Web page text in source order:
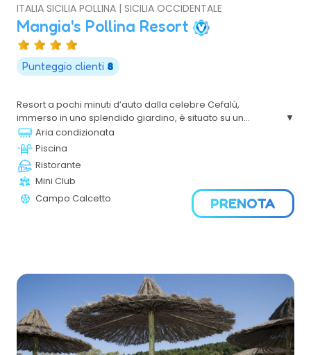
ITALIA SICILIA POLLINA | SICILIA OCCIDENTALE
Mangia's Pollina Resort
Punteggio clienti 8
Resort a pochi minuti d’auto dalla celebre Cefalù,
immerso in uno splendido giardino, è situato su un
promontorio che domina il mare e la meravigliosa e
suggestiva spiaggia nera. Un complesso nuovo,
moderno, elegante e confortevole.
Aria condizionata
Piscina
Ristorante
Mini Club
Campo Calcetto
PRENOTA